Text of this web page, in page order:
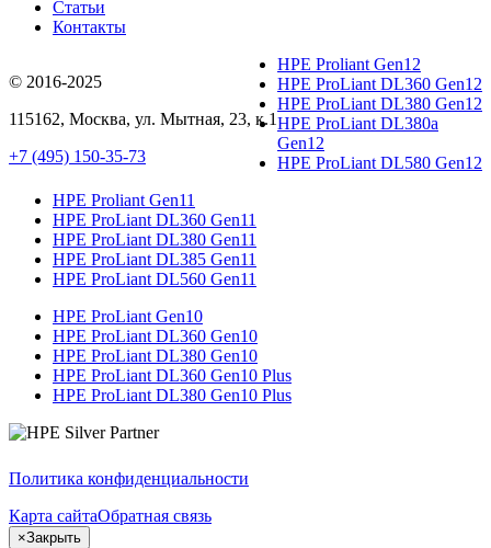
Статьи
Контакты
© 2016-2025
115162, Москва, ул. Мытная, 23, к.1
+7 (495) 150-35-73
HPE Proliant Gen12
HPE ProLiant DL360 Gen12
HPE ProLiant DL380 Gen12
HPE ProLiant DL380a
Gen12
HPE ProLiant DL580 Gen12
HPE Proliant Gen11
HPE ProLiant DL360 Gen11
HPE ProLiant DL380 Gen11
HPE ProLiant DL385 Gen11
HPE ProLiant DL560 Gen11
HPE ProLiant Gen10
HPE ProLiant DL360 Gen10
HPE ProLiant DL380 Gen10
HPE ProLiant DL360 Gen10 Plus
HPE ProLiant DL380 Gen10 Plus
Политика конфиденциальности
Карта сайтаОбратная связь
×Закрыть